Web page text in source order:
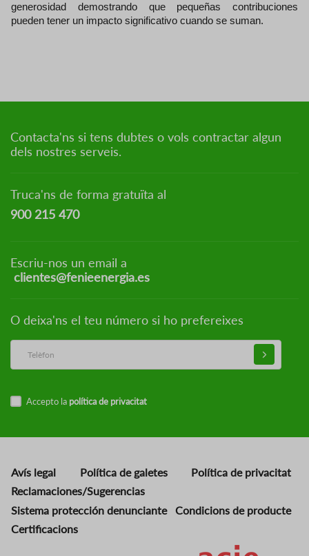
generosidad demostrando que pequeñas contribuciones
pueden tener un impacto significativo cuando se suman.
Contacta'ns si tens dubtes o vols contractar algun
dels nostres serveis.
Truca'ns de forma gratuïta al
900 215 470
Escriu-nos un email a
clientes@fenieenergia.es
O deixa'ns el teu número si ho prefereixes
Accepto la política de privacitat
Avís legal Política de galetes
Política de privacitat
Reclamaciones/Sugerencias
Sistema protección denunciante
Condicions de producte
Certificacions